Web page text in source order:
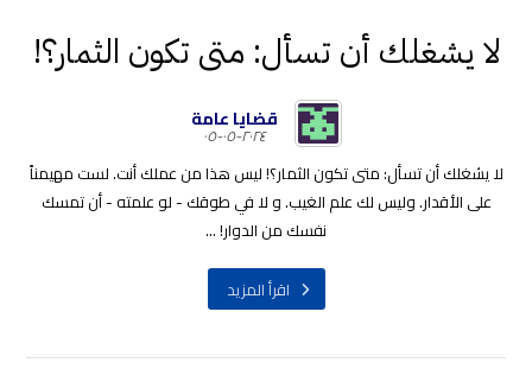
لا يشغلك أن تسأل: متى تكون الثمار؟!
قضايا عامة
٢٠٢٤-٠٥-٠٥
لا يشغلك أن تسأل: متى تكون الثمار؟! ليس هذا من عملك أنت. لست مهيمناً
على الأقدار. وليس لك علم الغيب. و لا في طوقك - لو علمته - أن تمسك
نفسك من الدوار! ...
اقرأ المزيد